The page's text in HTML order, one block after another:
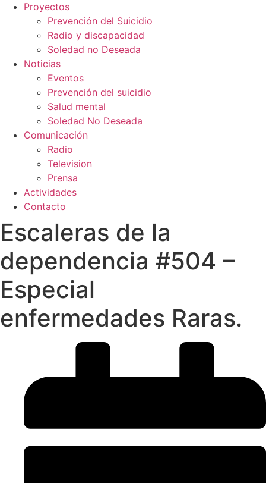
Proyectos
Prevención del Suicidio
Radio y discapacidad
Soledad no Deseada
Noticias
Eventos
Prevención del suicidio
Salud mental
Soledad No Deseada
Comunicación
Radio
Television
Prensa
Actividades
Contacto
Escaleras de la
dependencia #504 –
Especial
enfermedades Raras.